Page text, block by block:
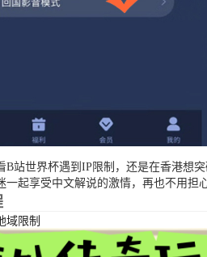
B站世界杯遇到IP限制，还是在香港想
一起享受中文解说的激情，再也不用担
域限制